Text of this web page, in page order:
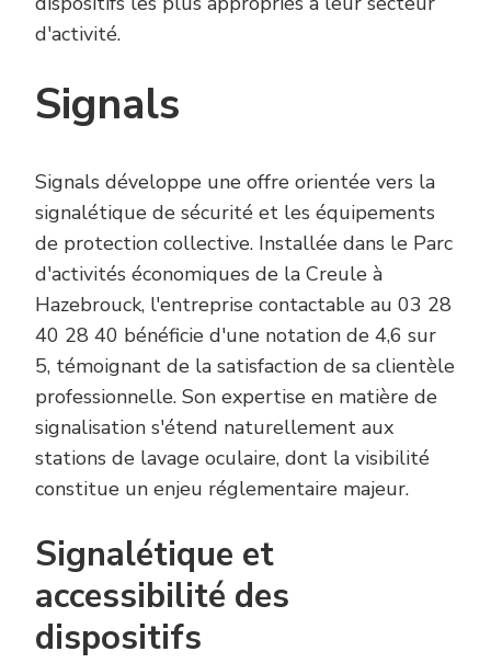
d'activité.
Signals
Signals développe une offre orientée vers la
signalétique de sécurité et les équipements
de protection collective. Installée dans le Parc
d'activités économiques de la Creule à
Hazebrouck, l'entreprise contactable au 03 28
40 28 40 bénéficie d'une notation de 4,6 sur
5, témoignant de la satisfaction de sa clientèle
professionnelle. Son expertise en matière de
signalisation s'étend naturellement aux
stations de lavage oculaire, dont la visibilité
constitue un enjeu réglementaire majeur.
Signalétique et
accessibilité des
dispositifs